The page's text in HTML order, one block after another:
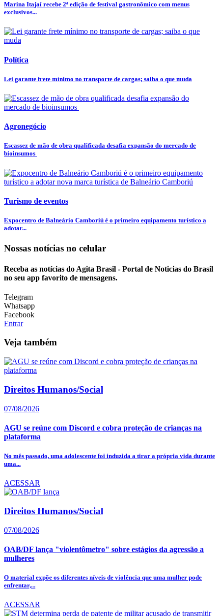
Marina Itajaí recebe 2ª edição de festival gastronômico com menus
exclusivos...
Política
Lei garante frete mínimo no transporte de cargas; saiba o que muda
Agronegócio
Escassez de mão de obra qualificada desafia expansão do mercado de
bioinsumos
Turismo de eventos
Expocentro de Balneário Camboriú é o primeiro equipamento turístico a
adotar...
Nossas notícias no celular
Receba as notícias do Agita Brasil - Portal de Noticias do Brasil
no seu app favorito de mensagens.
Telegram
Whatsapp
Facebook
Entrar
Veja também
Direitos Humanos/Social
07/08/2026
AGU se reúne com Discord e cobra proteção de crianças na
plataforma
No mês passado, uma adolescente foi induzida a tirar a própria vida durante
uma...
ACESSAR
Direitos Humanos/Social
07/08/2026
OAB/DF lança "violentômetro" sobre estágios da agressão a
mulheres
O material expõe os diferentes níveis de violência que uma mulher pode
enfrentar,...
ACESSAR